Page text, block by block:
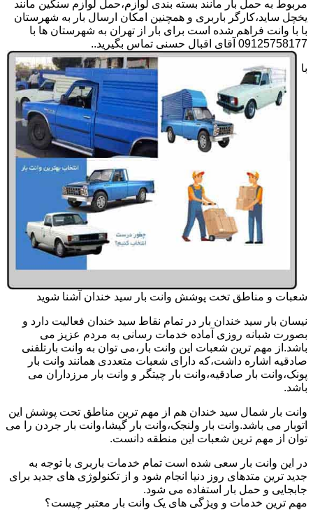
مربوط به حمل بار مانند بسته بندی لوازم،حمل لوازم سنگین مانند
یخچل ساید،کارگر باربری و همچنین امکان ارسال بار به شهرستان
با با وانت فراهم شده است برای بار از تهران به شهرستان ها با
09125758177 آقای اقبال حسنی تماس بگیرید..
با
شعبات و مناطق تخت پوشش وانت بار سید خندان آشنا شوید
نیسان بار سید خندان بار در تمام نقاط سید خندان فعالیت دارد و
بصورت شبانه روزی آماده خدمات رسانی به مردم عزیز می
باشد.از مهم ترین شعبات این وانت بار،می توان به وانت بارتلفنی
صادقیه اشاره داشت،که دارای شعبات متعددی همانند وانت بار
پونک،وانت بار صادقیه،وانت بار چیتگر و وانت بار مرزداران می
باشد.
وانت بار شمال سید خندان هم از مهم ترین مناطق تحت پوشش این
اتوبار می باشد.وانت بار ولنجک،وانت بار گیشا،وانت بار جردن را می
توان از مهم ترین شعبات این منطقه دانست.
در این وانت بار سعی شده است تمام خدمات باربری با توجه به
جدید ترین متدهای روز دنیا انجام شود و از تکنولوژی های جدید برای
جابجایی و حمل بار استفاده می شود.
مهم ترین خدمات و ویژگی های یک وانت بار معتبر چیست؟